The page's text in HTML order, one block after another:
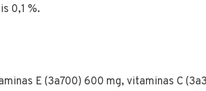
0,1 %.
E (3a700) 600 mg, vitaminas C